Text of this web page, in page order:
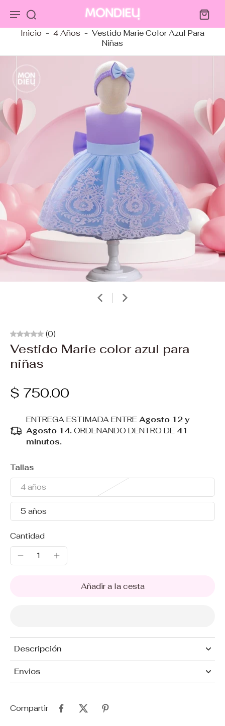
Inicio - 4 Años - Vestido Marie Color Azul Para
Niñas
(0)
Vestido Marie color azul para
niñas
$ 750.00
ENTREGA ESTIMADA ENTRE Agosto 12 y
Agosto 14. ORDENANDO DENTRO DE 41
minutos.
Tallas
4 años
5 años
Cantidad
Añadir a la cesta
Descripción
Envios
Compartir